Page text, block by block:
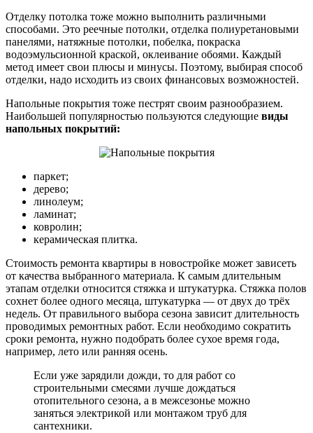
Отделку потолка тоже можно выполнить различными
способами. Это реечные потолки, отделка полиуретановыми
панелями, натяжные потолки, побелка, покраска
водоэмульсионной краской, оклеивание обоями. Каждый
метод имеет свои плюсы и минусы. Поэтому, выбирая способ
отделки, надо исходить из своих финансовых возможностей.
Напольные покрытия тоже пестрят своим разнообразием.
Наибольшей популярностью пользуются следующие виды
напольных покрытий:
паркет;
дерево;
линолеум;
ламинат;
ковролин;
керамическая плитка.
Стоимость ремонта квартиры в новостройке может зависеть
от качества выбранного материала. К самым длительным
этапам отделки относится стяжка и штукатурка. Стяжка полов
сохнет более одного месяца, штукатурка — от двух до трёх
недель. От правильного выбора сезона зависит длительность
проводимых ремонтных работ. Если необходимо сократить
сроки ремонта, нужно подобрать более сухое время года,
например, лето или ранняя осень.
Если уже зарядили дожди, то для работ со
строительными смесями лучше дождаться
отопительного сезона, а в межсезонье можно
заняться электрикой или монтажом труб для
сантехники.